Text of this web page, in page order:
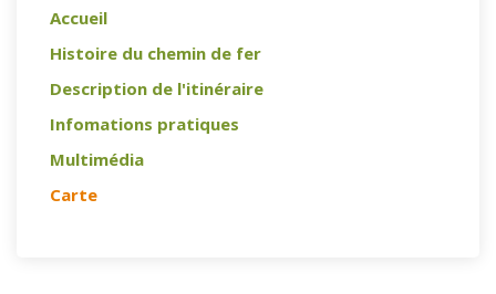
Accueil
Histoire du chemin de fer
Description de l'itinéraire
Infomations pratiques
Multimédia
Carte